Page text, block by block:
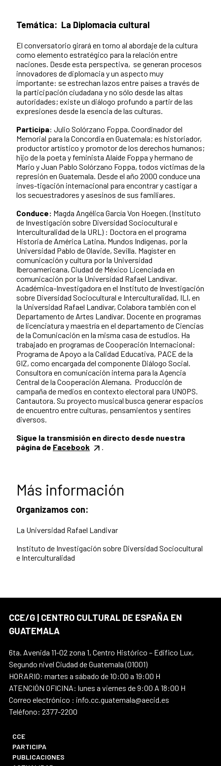
Temática: La Diplomacia cultural
El conversatorio girará en torno al abordaje de la cultura
como elemento estratégico para la relación entre
naciones. Desde esta perspectiva, se generan procesos
innovadores de diplomacia y un aspecto muy
importante: se estrechan lazos entre países a través de
la participación ciudadana y no sólo desde las altas
autoridades; existe un diálogo profundo a partir de las
expresiones desde la esencia de las culturas.
Participa: Julio Solórzano Foppa. Coordinador del
Memorial para la Concordia en Guatemala; es historiador,
productor artístico y promotor de los derechos humanos;
hijo de la poeta y feminista Alaíde Foppa y hermano de
Mario y Juan Pablo Solórzano Foppa, todos víctimas de la
represión en Guatemala. Desde el año 2000 conduce una
inves-tigación internacional para encontrar y castigar a
los secuestradores y asesinos de sus familiares.
Conduce: Magda Angélica García Von Hoegen.(Instituto
de Investigación sobre Diversidad Sociocultural e
Interculturalidad de la URL) : Doctora en el programa
Historia de América Latina, Mundos Indígenas, por la
Universidad Pablo de Olavide, Sevilla. Magíster en
comunicación y cultura por la Universidad
Iberoamericana, Ciudad de México Licenciada en
comunicación por la Universidad Rafael Landívar.
Académica-Investigadora en el Instituto de Investigación
sobre Diversidad Sociocultural e Interculturalidad, ILI, en
la Universidad Rafael Landívar, Colabora también con el
Departamento de Artes Landívar. Docente en programas
de licenciatura y maestría en el departamento de Ciencias
de la Comunicación en la misma casa de estudios. Ha
trabajado en programas de Cooperación Internacional:
Programa de Apoyo a la Calidad Educativa, PACE de la
GIZ, como encargada del componente Diálogo Social.
Consultora en comunicación interna para la Agencia
Central de la Cooperación Alemana. Producción de
campaña de medios en contexto electoral para UNOPS.
Cantautora. Su proyecto musical busca generar espacios
de encuentro entre culturas, pensamientos y sentires
diversos.
Sigue la transmisión en directo desde nuestra
página de Facebook .
Más información
Organizamos con:
La Universidad Rafael Landivar
Instituto de Investigación sobre Diversidad Sociocultural
e Interculturalidad
CCE/G | CENTRO CULTURAL DE ESPAÑA EN
GUATEMALA
6ta. Avenida 11-02 zona 1, Centro Histórico – Edifico Lux,
Segundo nivel Ciudad de Guatemala (01001)
HORARIO: martes a sábado de 10:00 a 19:00 H
ATENCIÓN OFICINA: lunes a viernes de 9:00 A 18:00 H
Correo electrónico : info.cc.guatemala@aecid.es
Teléfono: 2377-2200
CCE
PARTICIPA
PUBLICACIONES